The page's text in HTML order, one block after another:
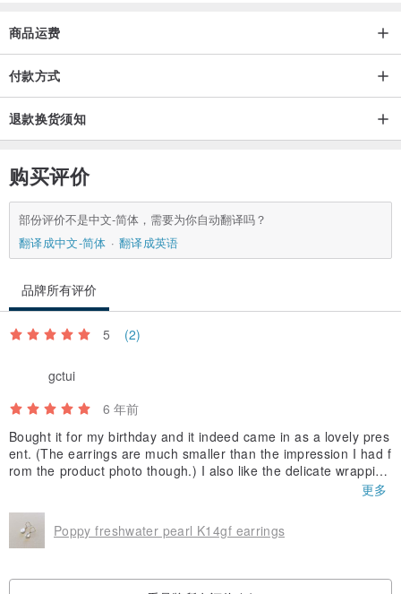
商品运费
付款方式
退款换货须知
购买评价
部份评价不是中文-简体，需要为你自动翻译吗？
翻译成中文-简体
翻译成英语
品牌所有评价
5 (2)
gctui
6 年前
Bought it for my birthday and it indeed came in as a lovely pres
ent. (The earrings are much smaller than the impression I had f
rom the product photo though.) I also like the delicate wrappin
g, which makes the whole presentation more visually-pleasing.
更多
Poppy freshwater pearl K14gf earrings